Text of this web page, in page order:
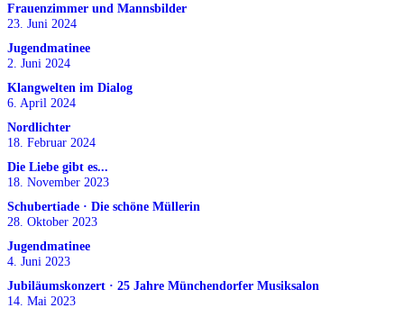
Frauenzimmer und Mannsbilder
23. Juni 2024
Jugendmatinee
2. Juni 2024
Klangwelten im Dialog
6. April 2024
Nordlichter
18. Februar 2024
Die Liebe gibt es...
18. November 2023
Schubertiade · Die schöne Müllerin
28. Oktober 2023
Jugendmatinee
4. Juni 2023
Jubiläumskonzert · 25 Jahre Münchendorfer Musiksalon
14. Mai 2023